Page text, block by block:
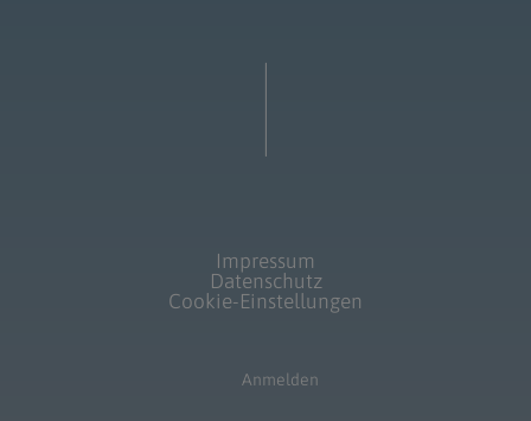
Impressum
Datenschutz
Cookie-Einstellungen
Anmelden